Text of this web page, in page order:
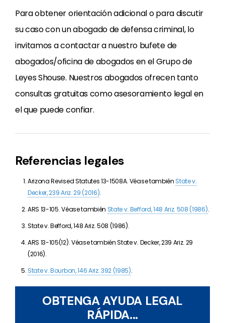
Para obtener orientación adicional o para discutir
su caso con un abogado de defensa criminal, lo
invitamos a contactar a nuestro bufete de
abogados/oficina de abogados en el Grupo de
Leyes Shouse. Nuestros abogados ofrecen tanto
consultas gratuitas como asesoramiento legal en
el que puede confiar.
Referencias legales
Arizona Revised Statutes 13-1508A. Véase también State v.
Decker, 239 Ariz. 29 (2016).
ARS 13-105. Véase también State v. Befford, 148 Ariz. 508 (1986).
State v. Befford, 148 Ariz. 508 (1986).
ARS 13-105(12). Véase también State v. Decker, 239 Ariz. 29
(2016).
State v. Bourbon, 146 Ariz. 392 (1985).
OBTENGA AYUDA LEGAL
RÁPIDA...